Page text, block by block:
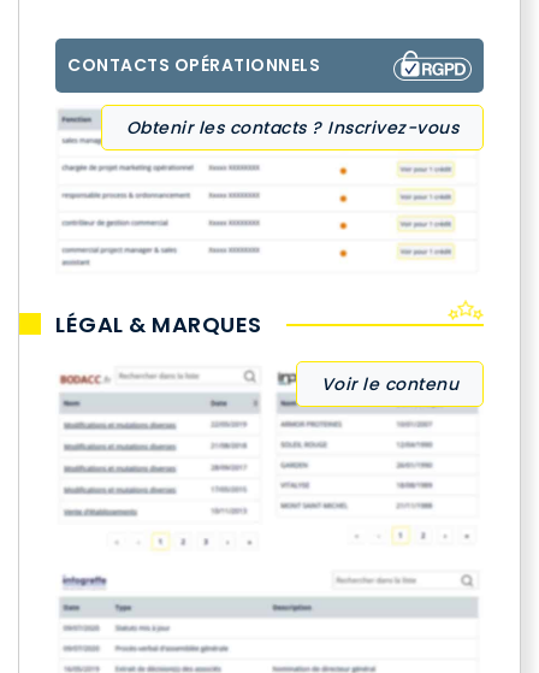
CONTACTS OPÉRATIONNELS
Obtenir les contacts ? Inscrivez-vous
LÉGAL & MARQUES
Voir le contenu